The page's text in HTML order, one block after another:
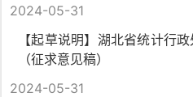
2024-05-31
【起草说明】湖北省统计行
（征求意见稿）
2024-05-31